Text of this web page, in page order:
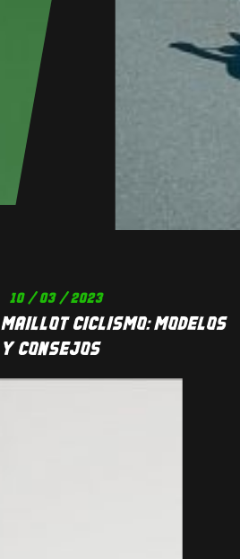
10 / 03 / 2023
MAILLOT CICLISMO: MODELOS
Y CONSEJOS